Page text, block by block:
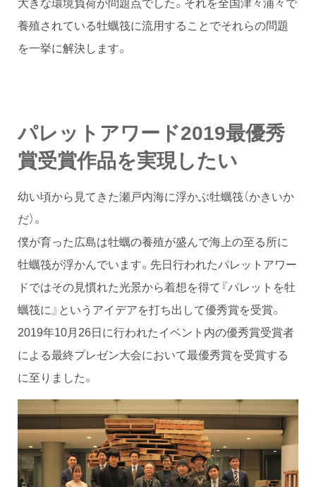
養殖されている牡蠣筏に流用することでそれらの問題
を一挙に解決します。
パレットアワード2019最優秀
賞受賞作品を実現したい
幼い頃から見てきた瀬戸内海に浮かぶ牡蠣筏（かきいか
だ）。
僕が育った広島は牡蠣の養殖が盛んで海上の至る所に
牡蠣筏が浮かんでいます。先日行われたパレットアワー
ドではその見慣れた光景から着想を得て『パレットを牡
蠣筏に』というアイデアを打ち出して優秀賞を受賞。
2019年10月26日に行われたイベント内の優秀賞受賞者
による最終プレゼン大会において最優秀賞を受賞する
に至りました。